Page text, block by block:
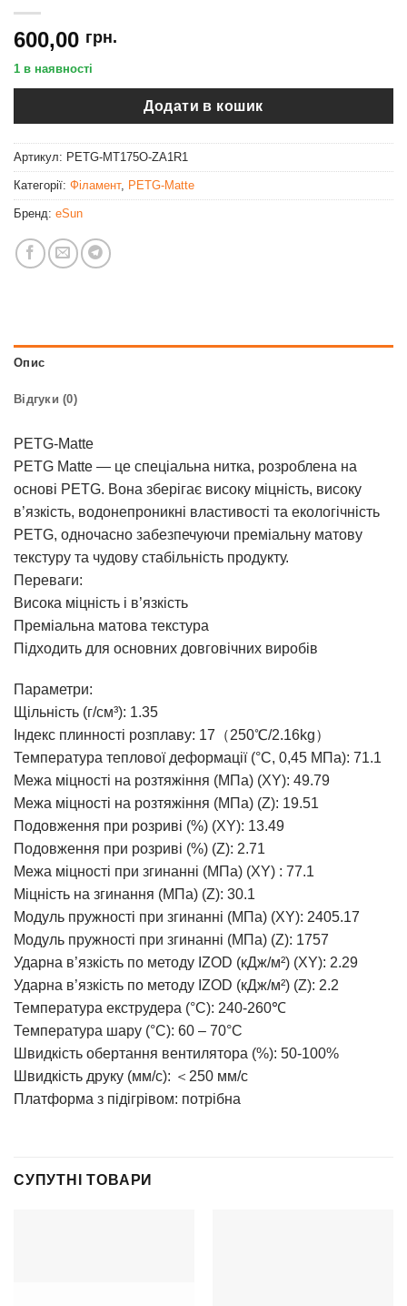
600,00 грн.
1 в наявності
Додати в кошик
Артикул: PETG-MT175O-ZA1R1
Категорії: Філамент, PETG-Matte
Бренд: eSun
Опис
Відгуки (0)
PETG-Matte
PETG Matte — це спеціальна нитка, розроблена на
основі PETG. Вона зберігає високу міцність, високу
в’язкість, водонепроникні властивості та екологічність
PETG, одночасно забезпечуючи преміальну матову
текстуру та чудову стабільність продукту.
Переваги:
Висока міцність і в’язкість
Преміальна матова текстура
Підходить для основних довговічних виробів
Параметри:
Щільність (г/см³): 1.35
Індекс плинності розплаву: 17（250℃/2.16kg）
Температура теплової деформації (°C, 0,45 МПа): 71.1
Межа міцності на розтяжіння (МПа) (XY): 49.79
Межа міцності на розтяжіння (МПа) (Z): 19.51
Подовження при розриві (%) (XY): 13.49
Подовження при розриві (%) (Z): 2.71
Межа міцності при згинанні (МПа) (XY) : 77.1
Міцність на згинання (МПа) (Z): 30.1
Модуль пружності при згинанні (МПа) (XY): 2405.17
Модуль пружності при згинанні (МПа) (Z): 1757
Ударна в’язкість по методу IZOD (кДж/м²) (XY): 2.29
Ударна в’язкість по методу IZOD (кДж/м²) (Z): 2.2
Температура екструдера (°C): 240-260℃
Температура шару (°C): 60 – 70°C
Швидкість обертання вентилятора (%): 50-100%
Швидкість друку (мм/с): ＜250 мм/с
Платформа з підігрівом: потрібна
СУПУТНІ ТОВАРИ